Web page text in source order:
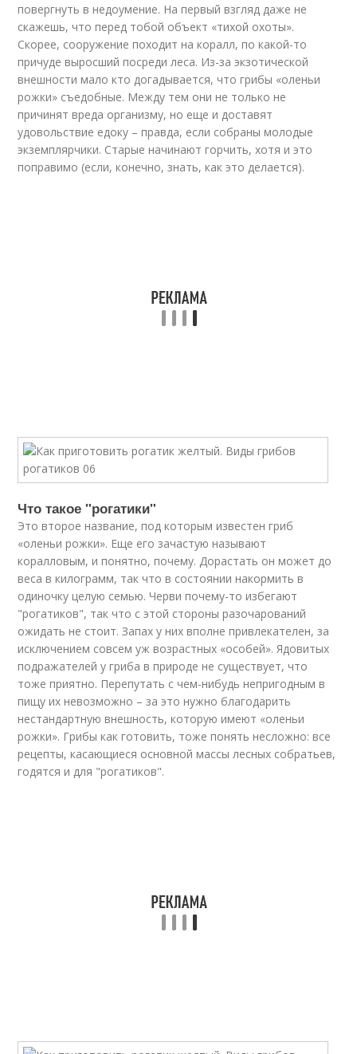
повергнуть в недоумение. На первый взгляд даже не
скажешь, что перед тобой объект «тихой охоты».
Скорее, сооружение походит на коралл, по какой-то
причуде выросший посреди леса. Из-за экзотической
внешности мало кто догадывается, что грибы «оленьи
рожки» съедобные. Между тем они не только не
причинят вреда организму, но еще и доставят
удовольствие едоку – правда, если собраны молодые
экземплярчики. Старые начинают горчить, хотя и это
поправимо (если, конечно, знать, как это делается).
Что такое "рогатики"
Это второе название, под которым известен гриб
«оленьи рожки». Еще его зачастую называют
коралловым, и понятно, почему. Дорастать он может до
веса в килограмм, так что в состоянии накормить в
одиночку целую семью. Черви почему-то избегают
"рогатиков", так что с этой стороны разочарований
ожидать не стоит. Запах у них вполне привлекателен, за
исключением совсем уж возрастных «особей». Ядовитых
подражателей у гриба в природе не существует, что
тоже приятно. Перепутать с чем-нибудь непригодным в
пищу их невозможно – за это нужно благодарить
нестандартную внешность, которую имеют «оленьи
рожки». Грибы как готовить, тоже понять несложно: все
рецепты, касающиеся основной массы лесных собратьев,
годятся и для "рогатиков".